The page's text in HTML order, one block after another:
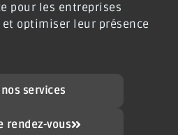
pour les entreprises
optimiser leur présence
services
rendez-vous